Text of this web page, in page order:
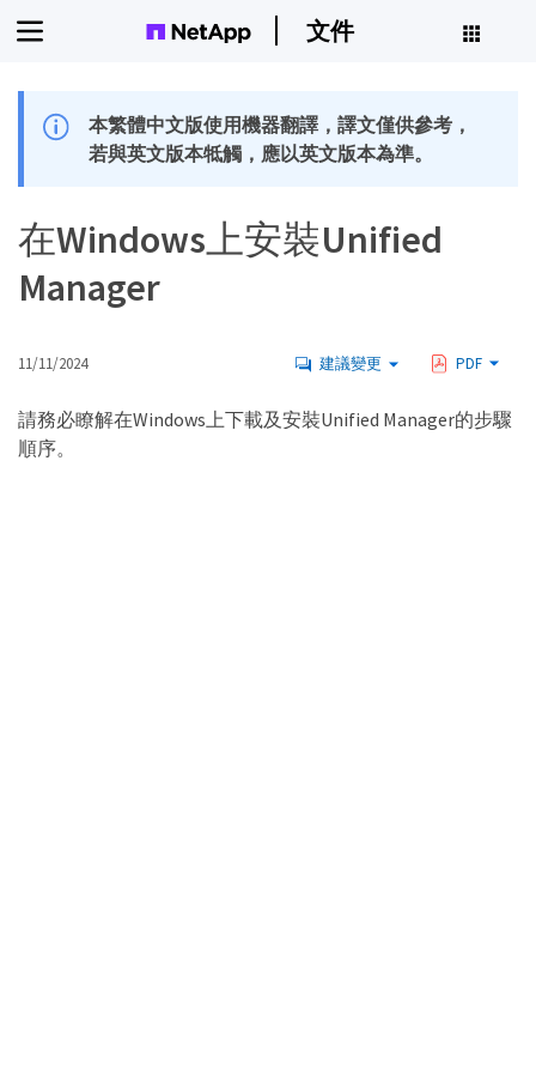
文件
本繁體中文版使用機器翻譯，譯文僅供參考，
若與英文版本牴觸，應以英文版本為準。
在Windows上安裝Unified
Manager
11/11/2024 建議變更 PDF
請務必瞭解在Windows上下載及安裝Unified Manager的步驟
順序。